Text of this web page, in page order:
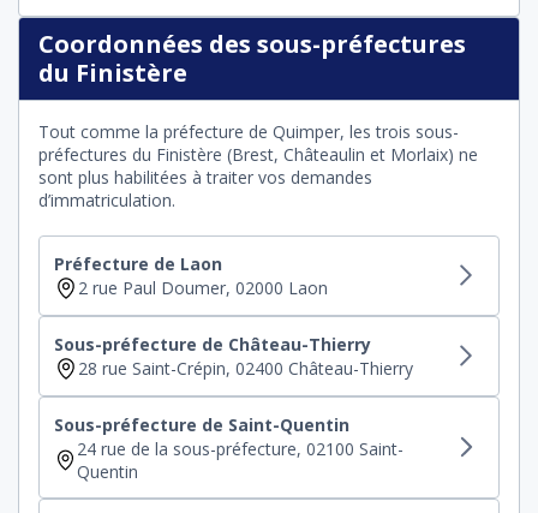
Coordonnées des sous-préfectures
du Finistère
Tout comme la préfecture de Quimper, les trois sous-
préfectures du Finistère (Brest, Châteaulin et Morlaix) ne
sont plus habilitées à traiter vos demandes
d’immatriculation.
Préfecture de Laon
2 rue Paul Doumer, 02000 Laon
Sous-préfecture de Château-Thierry
28 rue Saint-Crépin, 02400 Château-Thierry
Sous-préfecture de Saint-Quentin
24 rue de la sous-préfecture, 02100 Saint-
Quentin